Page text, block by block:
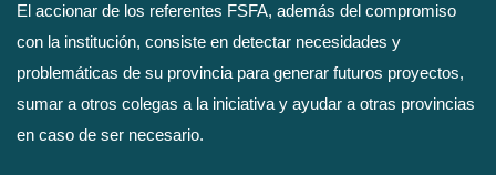
El accionar de los referentes FSFA, además del compromiso
con la institución, consiste en detectar necesidades y
problemáticas de su provincia para generar futuros proyectos,
sumar a otros colegas a la iniciativa y ayudar a otras provincias
en caso de ser necesario.